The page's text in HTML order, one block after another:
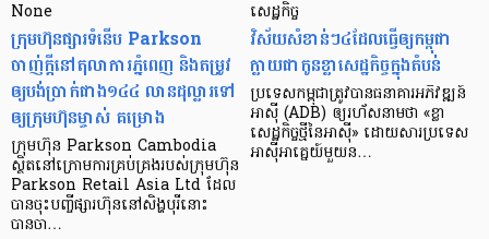
None
ក្រុមហ៊ុនផ្សារទំនើប Parkson
ចាញ់ក្ដីនៅតុលាការភ្នំពេញ និងតម្រូវ
ឲ្យបង់ប្រាក់ជាង១៤៤ លានដុល្លារទៅ
ឲ្យក្រុមហ៊ុនម្ចាស់ គម្រោង
ក្រុមហ៊ុន Parkson Cambodia
ស្ថិតនៅក្រោមការគ្រប់គ្រងរបស់ក្រុមហ៊ុន
Parkson Retail Asia Ltd ដែល
បានចុះបញ្ចីផ្សារហ៊ុននៅសិង្ហបុរីនោះ
បានចា…
សេដ្ឋកិច្ច​
វិស័យ​សំខាន់ៗ​៤​ដែល​ធ្វើ​ឲ្យ​កម្ពុជា​
ក្លាយ​ជា​កូន​ខ្លា​សេដ្ឋកិច្ច​ក្នុង​តំបន់
ប្រទេស​កម្ពុជា​ត្រូវ​បាន​ធនាគារ​អភិវឌ្ឍន៍​
អាស៊ី (ADB) ឲ្យ​រហ័ស​នាមថា «ខ្លា​
សេដ្ឋកិច្ច​ថ្មី​នៃ​អាស៊ី» ដោយសារ​ប្រទេស​
អាស៊ី​អាគ្នេយ៍​មួយ​ន…